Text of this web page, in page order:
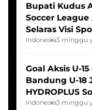
Bupati Kudus
Soccer League
Selaras Visi
Indonesia3 minggu
Goal Aksis U-
Bandung U-18
HYDROPLUS
2025/2026
Indonesia3 minggu